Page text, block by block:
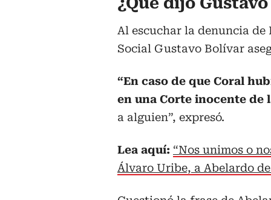
Al escuchar la denuncia
Social Gustavo Bolívar
“En caso de que Coral
en una Corte inocente de
a alguien”, expresó.
Lea aquí: “Nos unimos o
Álvaro Uribe, a Abelardo